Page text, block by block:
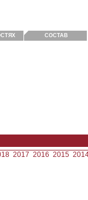
СОСТАВ
2017 2016 2015